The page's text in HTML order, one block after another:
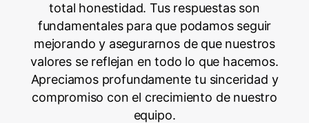
total honestidad. Tus respuestas son
fundamentales para que podamos seguir
mejorando y asegurarnos de que nuestros
valores se reflejan en todo lo que hacemos.
Apreciamos profundamente tu sinceridad y
compromiso con el crecimiento de nuestro
equipo.